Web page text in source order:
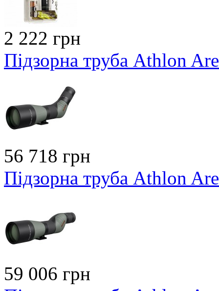
2 222 грн
Підзорна труба Athlon
56 718 грн
Підзорна труба Athlon
59 006 грн